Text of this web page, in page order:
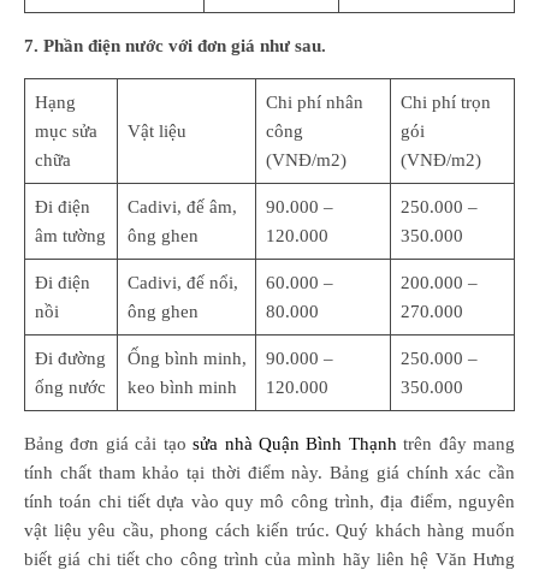
7. Phần điện nước với đơn giá như sau.
Hạng
mục sửa
chữa
Vật liệu
Chi phí nhân
công
(VNĐ/m2)
Chi phí trọn
gói
(VNĐ/m2)
Đi điện
âm tường
Cadivi, đế âm,
ông ghen
90.000 –
120.000
250.000 –
350.000
Đi điện
nồi
Cadivi, đế nổi,
ông ghen
60.000 –
80.000
200.000 –
270.000
Đi đường
ống nước
Ống bình minh,
keo bình minh
90.000 –
120.000
250.000 –
350.000
Bảng đơn giá cải tạosửa nhà Quận Bình Thạnh trên đây mang
tính chất tham khảo tại thời điểm này. Bảng giá chính xác cần
tính toán chi tiết dựa vào quy mô công trình, địa điểm, nguyên
vật liệu yêu cầu, phong cách kiến trúc. Quý khách hàng muốn
biết giá chi tiết cho công trình của mình hãy liên hệ Văn Hưng